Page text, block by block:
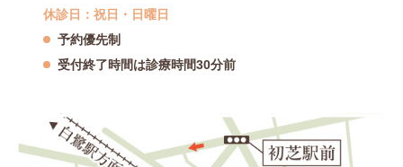
休診日：祝日・日曜日
予約優先制
受付終了時間は診療時間30分前